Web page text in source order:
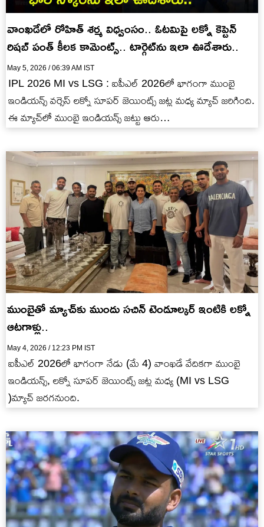
వాంఖడేలో రోహిత్ శర్మ విధ్వంసం.. ఓటమిపై లక్నో కెప్టెన్
రిషబ్ పంత్ కీలక కామెంట్స్.. టార్గెట్‌ను ఇలా ఊదేశారు..
May 5, 2026 / 06:39 AM IST
IPL 2026 MI vs LSG : ఐపీఎల్ 2026లో భాగంగా ముంబై
ఇండియన్స్ వర్సెస్ లక్నో సూపర్ జెయింట్స్ జట్ల మధ్య మ్యాచ్ జరిగింది.
ఈ మ్యాచ్‌లో ముంబై ఇండియన్స్ జట్టు ఆరు…
ముంబైతో మ్యాచ్‌కు ముందు స‌చిన్ టెండూల్క‌ర్ ఇంటికి ల‌క్నో
ఆట‌గాళ్లు..
May 4, 2026 / 12:23 PM IST
ఐపీఎల్ 2026లో భాగంగా నేడు (మే 4) వాంఖ‌డే వేదిక‌గా ముంబై
ఇండియ‌న్స్‌, ల‌క్నో సూప‌ర్ జెయింట్స్ జ‌ట్ల మ‌ధ్య (MI vs LSG
)మ్యాచ్ జ‌ర‌గ‌నుంది.